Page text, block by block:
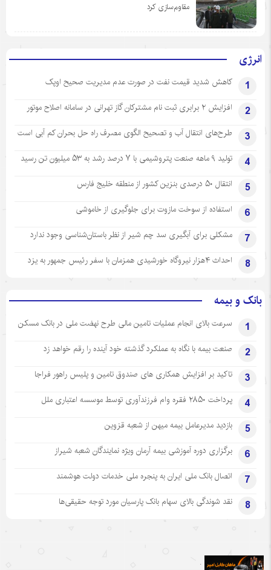
مقاوم‌سازی کرد
انرژی
1 کاهش شدید قیمت نفت در صورت عدم مدیریت صحیح اوپک
2 افزایش ۲ برابری ثبت نام مشترکان گاز تهرانی‌ در سامانه اصلاح موتور
3 طرح‌های انتقال آب و تصحیح الگوی مصرف راه حل بحران کم آبی است
4 تولید ۹ ماهه صنعت پتروشیمی با ۷ درصد رشد به ۵۳ میلیون تن رسید
5 انتقال ۵۰ درصدی بنزین کشور از منطقه خلیج فارس
6 استفاده از سوخت مازوت برای جلوگیری از خاموشی
7 مشکلی برای آبگیری سد چم شیر از نظر باستان‌شناسی وجود ندارد
8 احداث ۴هزار نیروگاه خورشیدی همزمان با سفر رئیس جمهور به یزد
بانک و بیمه
1 سرعت بالای انجام عملیات تامین مالی طرح نهضت ملی در بانک مسکن
2 صنعت بیمه با نگاه به عملکرد گذشته خود آینده را رقم خواهد زد
3 تاکید بر افزایش همکاری های صندوق تامین و پلیس راهور فراجا
4 پرداخت ۲۸۵۰ فقره وام فرزندآوری توسط موسسه اعتباری ملل
5 بازدید مدیرعامل بیمه میهن از شعبه قزوین
6 برگزاری دوره آموزشی بیمه آرمان ویژه نمایندگان شعبه شیراز
7 اتصال بانک ملی ایران به پنجره ملی خدمات دولت هوشمند
8 نقد شوندگی بالای سهام بانک پارسیان مورد توجه حقیقی‌ها
.